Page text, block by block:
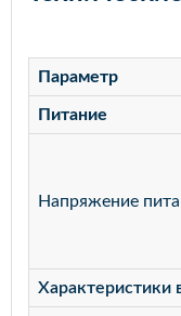
Параметр
Питание
Напряжение
Характеристики